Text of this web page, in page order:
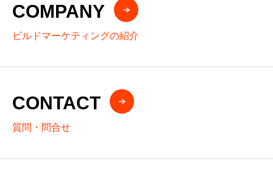
COMPANY
ビルドマーケティングの紹介
CONTACT
質問・問合せ